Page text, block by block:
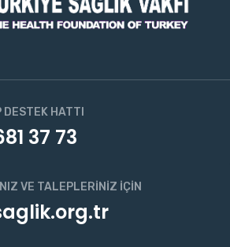
DESTEK HATTI
37 73
VE TALEPLERINIZ İÇIN